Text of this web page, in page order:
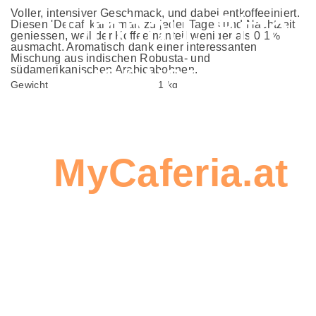
Voller, intensiver Geschmack, und dabei entkoffeeiniert.
Diesen 'Decaf' kann man zu jeder Tages und Nachtzeit
geniessen, weil der Koffeeinanteil weniger als 0,1%
ausmacht. Aromatisch dank einer interessanten
Mischung aus indischen Robusta- und
südamerikanischen Arabicabohnen.
Gewicht 1 kg
Seien Sie
Umbau. Bitte
verwenden
MyCaferia.at